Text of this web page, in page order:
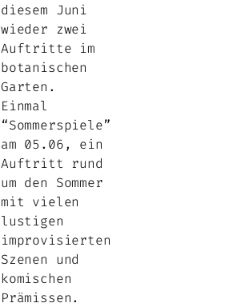
diesem Juni
wieder zwei
Auftritte im
botanischen
Garten.
Einmal
“Sommerspiele”
am 05.06, ein
Auftritt rund
um den Sommer
mit vielen
lustigen
improvisierten
Szenen und
komischen
Prämissen.